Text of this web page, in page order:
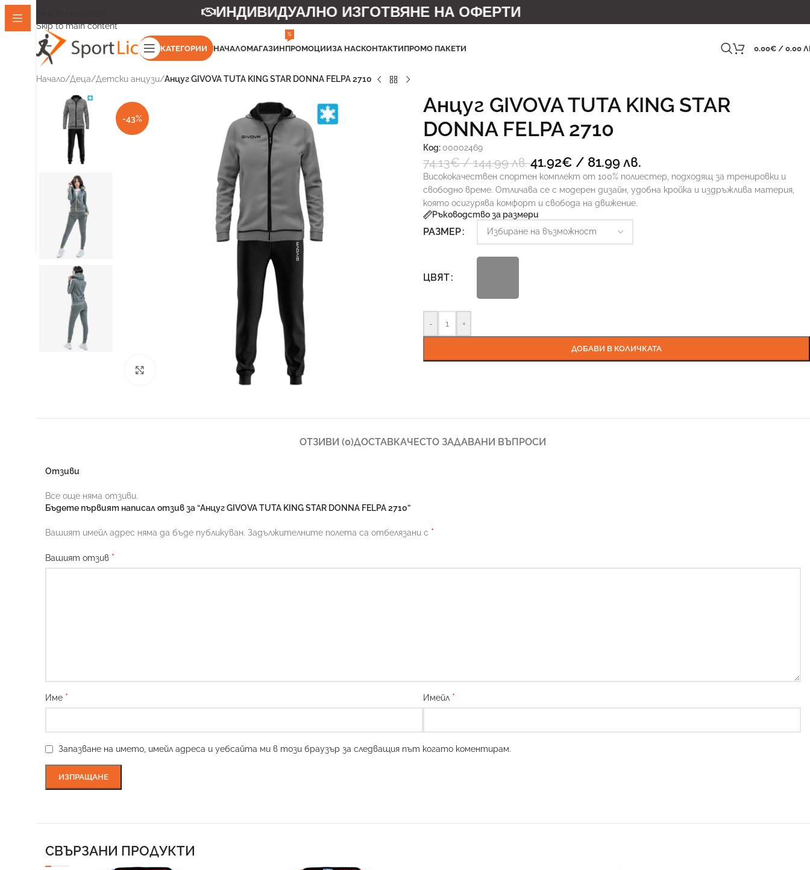
Skip to main content
ИНДИВИДУАЛНО ИЗГОТВЯНЕ НА ОФЕРТИ
КАТЕГОРИИ НАЧАЛОМАГАЗИНПРОМОЦИИ
%
ЗА НАСКОНТАКТИПРОМО ПАКЕТИ 0.00€ / 0.00
Начало/Деца/Детски анцузи/Анцуг GIVOVA TUTA KING STAR DONNA FELPA 2710
-43%
Анцуг GIVOVA TUTA KING STAR
DONNA FELPA 2710
Код: 00002469
74.13€/ 144.99 лв.41.92€ / 81.99 лв.
Висококачествен спортен комплект от 100% полиестер, подходящ за тренировки и
свободно време. Отличава се с модерен дизайн, удобна кройка и издръжлива материя,
която осигурява комфорт и свобода на движение.
Ръководство за размери
РАЗМЕР
ЦВЯТ
- +
ДОБАВИ В КОЛИЧКАТА
ОТЗИВИ (0)ДОСТАВКАЧЕСТО ЗАДАВАНИ ВЪПРОСИ
Отзиви
Все още няма отзиви.
Бъдете първият написал отзив за “Анцуг GIVOVA TUTA KING STAR DONNA FELPA 2710”
Вашият имейл адрес няма да бъде публикуван. Задължителните полета са отбелязани с *
Вашият отзив *
Име * Имейл *
Запазване на името, имейл адреса и уебсайта ми в този браузър за следващия път когато коментирам.
СВЪРЗАНИ ПРОДУКТИ